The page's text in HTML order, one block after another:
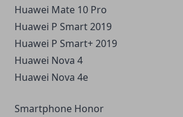
Huawei Mate 10 Pro
Huawei P Smart 2019
Huawei P Smart+ 2019
Huawei Nova 4
Huawei Nova 4e
Smartphone Honor